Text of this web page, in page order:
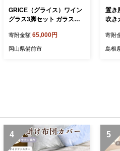
GRICE（グライス）ワイン
グラス3脚セット ガラス作
ス 淡い青色 3脚 セット ガラ
ス 吹きグラス 】
寄附金額 65,000円
岡山県備前市
置き
吹き
用品
台
寄附
島根
4 5